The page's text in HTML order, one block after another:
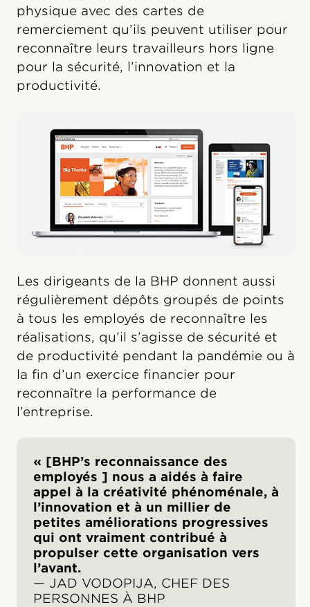
physique avec des cartes de
remerciement qu’ils peuvent utiliser pour
reconnaître leurs travailleurs hors ligne
pour la sécurité, l’innovation et la
productivité.
Les dirigeants de la BHP donnent aussi
régulièrement dépôts groupés de points
à tous les employés de reconnaître les
réalisations, qu’il s’agisse de sécurité et
de productivité pendant la pandémie ou à
la fin d’un exercice financier pour
reconnaître la performance de
l’entreprise.
« [BHP’s reconnaissance des
employés ] nous a aidés à faire
appel à la créativité phénoménale, à
l’innovation et à un millier de
petites améliorations progressives
qui ont vraiment contribué à
propulser cette organisation vers
l’avant.
— JAD VODOPIJA, CHEF DES
PERSONNES À BHP